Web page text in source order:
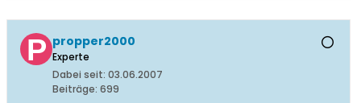
propper2000
Experte
Dabei seit: 03.06.2007
Beiträge: 699